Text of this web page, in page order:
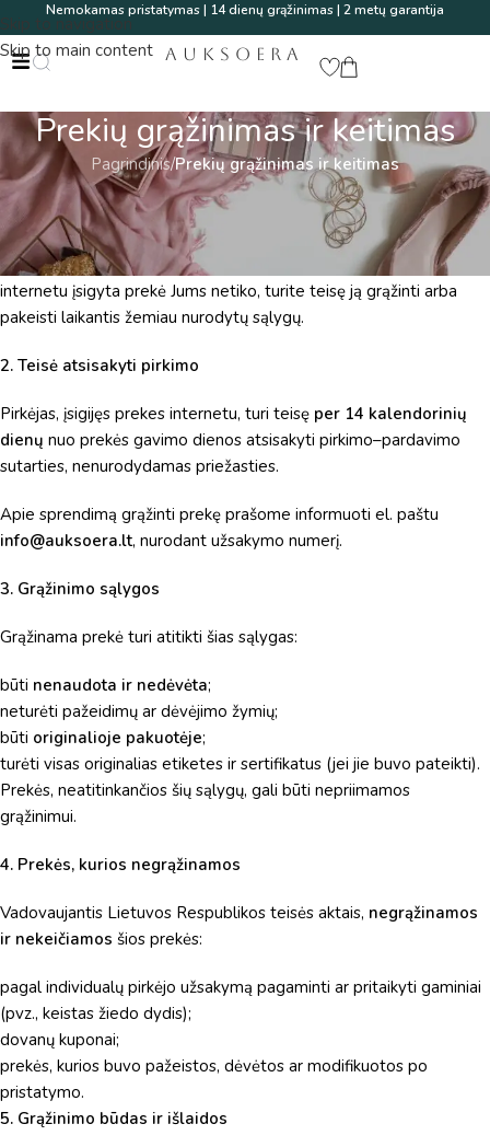
Skip to navigation
Skip to main content
Nemokamas pristatymas | 14 dienų grąžinimas | 2 metų garantija
AUKSOERA
Prekių grąžinimas ir keitimas
Pagrindinis/Prekių grąžinimas ir keitimas
1. Bendroji informacija
Elektroninėje parduotuvėjeauksoera.lt
siekiame, kad kiekvienas
klientas liktų patenkintas savo pirkiniu. Jei dėl bet kokių priežasčių
internetu įsigyta prekė Jums netiko, turite teisę ją grąžinti arba
pakeisti laikantis žemiau nurodytų sąlygų.
2. Teisė atsisakyti pirkimo
Pirkėjas, įsigijęs prekes internetu, turi teisę per 14 kalendorinių
dienų nuo prekės gavimo dienos atsisakyti pirkimo–pardavimo
sutarties, nenurodydamas priežasties.
Apie sprendimą grąžinti prekę prašome informuoti el. paštu
info@auksoera.lt, nurodant užsakymo numerį.
3. Grąžinimo sąlygos
Grąžinama prekė turi atitikti šias sąlygas:
būti nenaudota ir nedėvėta;
neturėti pažeidimų ar dėvėjimo žymių;
būti originalioje pakuotėje;
turėti visas originalias etiketes ir sertifikatus (jei jie buvo pateikti).
Prekės, neatitinkančios šių sąlygų, gali būti nepriimamos
grąžinimui.
4. Prekės, kurios negrąžinamos
Vadovaujantis Lietuvos Respublikos teisės aktais, negrąžinamos
ir nekeičiamos šios prekės:
pagal individualų pirkėjo užsakymą pagaminti ar pritaikyti gaminiai
(pvz., keistas žiedo dydis);
dovanų kuponai;
prekės, kurios buvo pažeistos, dėvėtos ar modifikuotos po
pristatymo.
5. Grąžinimo būdas ir išlaidos